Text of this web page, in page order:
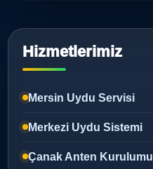
Hizmetlerimiz
Mersin Uydu Servisi
Merkezi Uydu Sistemi
Çanak Anten Kurulumu